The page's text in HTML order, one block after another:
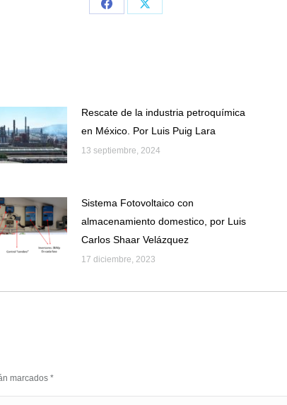
Share
Share
Rescate de la industria petroquímica
en México. Por Luis Puig Lara
13 septiembre, 2024
Sistema Fotovoltaico con
almacenamiento domestico, por Luis
Carlos Shaar Velázquez
17 diciembre, 2023
marcados *